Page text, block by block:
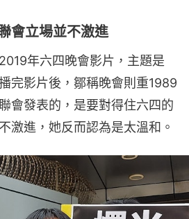
會立場並不激進
年六四晚會影片，主題是
完影片後，鄒稱晚會則重1989
會發表的，是要對得住六四的
激進，她反而認為是太溫和。